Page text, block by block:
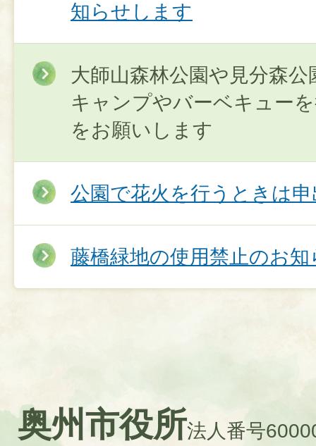
知らせします
大師山森林公園や見分森
キャンプやバーベキュー
をお願いします
公園で花火を行うときは
藤橋緑地の使用禁止のお知
奥州市役所法人番号